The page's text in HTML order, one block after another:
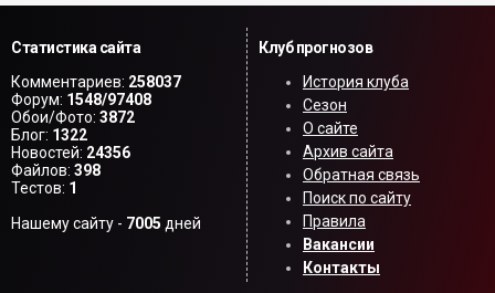
Статистика сайта
Комментариев: 258037
Форум: 1548/97408
Обои/Фото: 3872
Блог: 1322
Новостей: 24356
Файлов: 398
Тестов: 1
Нашему сайту - 7005 дней
Клуб прогнозов
История клуба
Сезон
О сайте
Архив сайта
Обратная связь
Поиск по сайту
Правила
Вакансии
Контакты